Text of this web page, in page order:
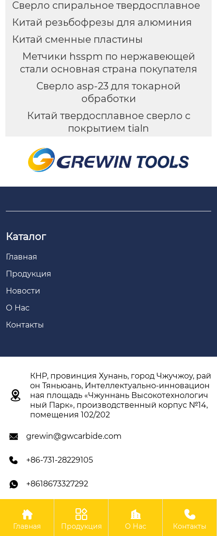
Сверло спиральное твердосплавное
Китай резьбофрезы для алюминия
Китай сменные пластины
Метчики hsspm по нержавеющей
стали основная страна покупателя
Сверло asp-23 для токарной
обработки
Китай твердосплавное сверло с
покрытием tialn
Каталог
Главная
Продукция
Новости
О Hас
Контакты

КНР, провинция Хунань, город Чжучжоу, рай
он Тяньюань, Интеллектуально-инновацион
ная площадь «Чжуннань Высокотехнологич
ный Парк», производственный корпус №14,
помещения 102/202
 grewin@gwcarbide.com
 +86-731-28229105
 +8618673327292
Авторское право ©ООО Чжучжоу Гэвэй
Твердосплавные Инструменты

Главная

Продукция

О Нас

Контакты